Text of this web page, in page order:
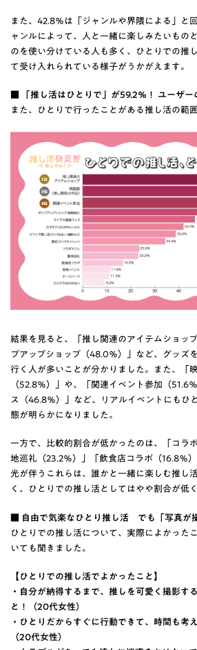
また、42.8％は「ジャンルや界隈による」と
ャンルによって、人と一緒に楽しみたいもの
のを使い分けている人も多く、ひとりでの推
て受け入れられている様子がうかがえます。
■ 「推し活はひとりで」が59.2％！ ユーザー
また、ひとりで行ったことがある推し活の範
結果を見ると、「推し関連のアイテムショッ
プアップショップ（48.0％）」など、グッズ
行く人が多いことが分かりました。また、「
（52.8％）」や、「関連イベント参加（51.6
ス（46.8％）」など、リアルイベントにもひ
態が明らかになりました。
一方で、比較的割合が低かったのは、「コラ
地巡礼（23.2％）」「飲食店コラボ（16.8％
光が伴うこれらは、誰かと一緒に楽しむ推し
く、ひとりでの推し活としてはやや割合が低
■ 自由で気楽なひとり推し活 でも「写真が
ひとりでの推し活について、実際によかった
いても聞きました。
【ひとりでの推し活でよかったこと】
・自分が納得するまで、推しを可愛く撮影す
と！（20代女性）
・ひとりだからすぐに行動できて、時間も考
（20代女性）